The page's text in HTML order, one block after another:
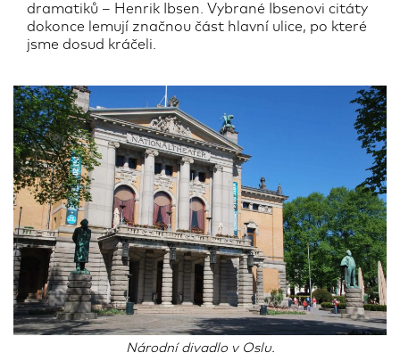
dramatiků – Henrik Ibsen. Vybrané Ibsenovi citáty
dokonce lemují značnou část hlavní ulice, po které
jsme dosud kráčeli.
Národní divadlo v Oslu.